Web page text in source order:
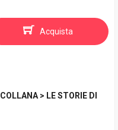
Acquista
> LE STORIE DI